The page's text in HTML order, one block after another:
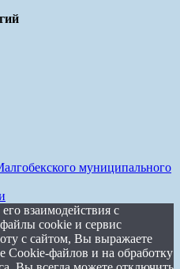
муниципального
взаимодействия с
cookie и сервис
с сайтом, Вы выражаете
Cookie-файлов и на обработку